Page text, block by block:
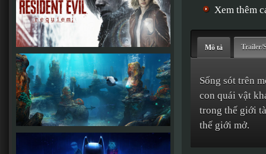
Xem thêm
Mô tả Trailer/
Sống sót trên
con quái vật
trong thế giới
thế giới mở.